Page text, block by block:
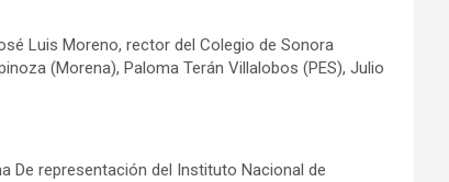
Luis Moreno, rector del Colegio de Sonora
(Morena), Paloma Terán Villalobos (PES), Julio
De representación del Instituto Nacional de